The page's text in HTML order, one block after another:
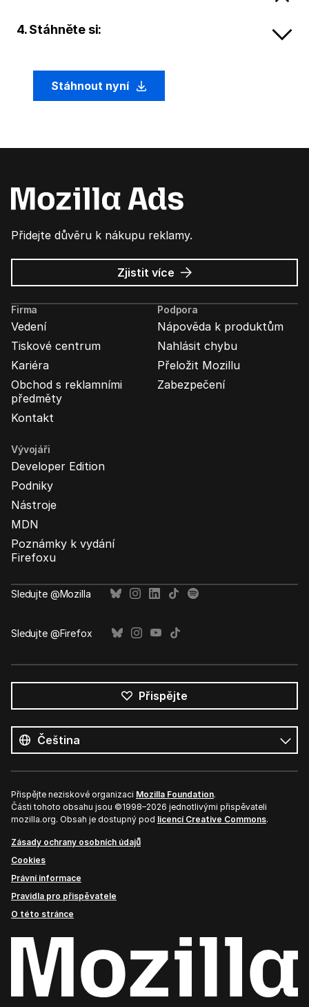
4. Stáhněte si:
Stáhnout nyní
Přidejte důvěru k nákupu reklamy.
Zjistit více o
Mozilla
Ads
Firma
Vedení
Tiskové centrum
Kariéra
Obchod s reklamními
předměty
Kontakt
Podpora
Nápověda k produktům
Nahlásit chybu
Přeložit Mozillu
Zabezpečení
Vývojáři
Developer Edition
Podniky
Nástroje
MDN
Poznámky k vydání
Firefoxu
Sledujte @Mozilla
Sledujte @Firefox
Přispějte
jazyky
Jazyk
Přispějte neziskové organizaci Mozilla Foundation.
Části tohoto obsahu jsou ©1998–2026 jednotlivými přispěvateli
mozilla.org. Obsah je dostupný pod licencí Creative Commons.
Zásady ochrany osobních údajů
Cookies
Právní informace
Pravidla pro přispěvatele
O této stránce